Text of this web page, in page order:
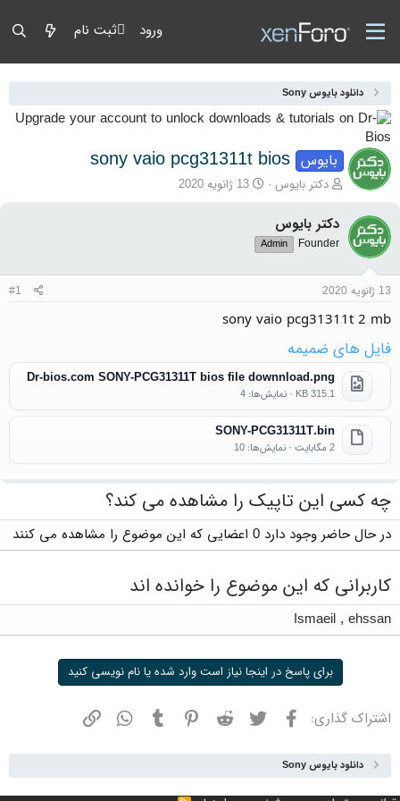
ورود ثبت نام
دانلود بایوس Sony
بایوس sony vaio pcg31311t bios
آغازگر گفتمان
دکتر بایوس تاریخ شروع
13 ژانویه 2020
دکتر بایوس
Founder
Admin
13 ژانویه 2020 #1
sony vaio pcg31311t 2 mb
فایل های ضمیمه
Dr-bios.com SONY-PCG31311T bios file downnload.png
315.1 KB · نمایش‌ها: 4
SONY-PCG31311T.bin
2 مگابایت · نمایش‌ها: 10
چه کسی این تاپیک را مشاهده می کند؟
در حال حاضر وجود دارد 0 اعضایی که این موضوع را مشاهده می کنند
کاربرانی که این موضوع را خوانده اند
ehssan
,
Ismaeil
برای پاسخ در اینجا نیاز است وارد شده یا نام نویسی کنید
اشتراک گذاری: فیسبوک توییتر ردیت پینترستتامبلر واتسپ
دانلود بایوس Sony